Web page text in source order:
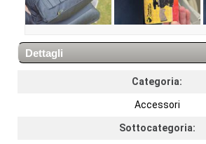
Dettagli
Categoria:
Accessori
Sottocategoria: